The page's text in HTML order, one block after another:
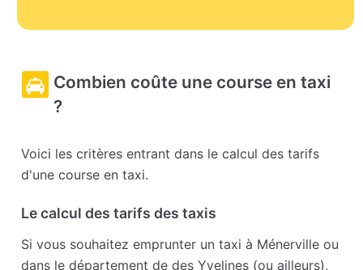
Combien coûte une course en taxi
?
Voici les critères entrant dans le calcul des tarifs
d'une course en taxi.
Le calcul des tarifs des taxis
Si vous souhaitez emprunter un taxi à Ménerville ou
dans le département de des Yvelines (ou ailleurs),